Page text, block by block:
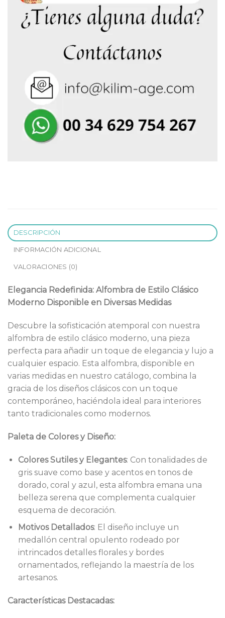
DESCRIPCIÓN
INFORMACIÓN ADICIONAL
VALORACIONES (0)
Elegancia Redefinida: Alfombra de Estilo Clásico
Moderno Disponible en Diversas Medidas
Descubre la sofisticación atemporal con nuestra
alfombra de estilo clásico moderno, una pieza
perfecta para añadir un toque de elegancia y lujo a
cualquier espacio. Esta alfombra, disponible en
varias medidas en nuestro catálogo, combina la
gracia de los diseños clásicos con un toque
contemporáneo, haciéndola ideal para interiores
tanto tradicionales como modernos.
Paleta de Colores y Diseño:
Colores Sutiles y Elegantes: Con tonalidades de
gris suave como base y acentos en tonos de
dorado, coral y azul, esta alfombra emana una
belleza serena que complementa cualquier
esquema de decoración.
Motivos Detallados: El diseño incluye un
medallón central opulento rodeado por
intrincados detalles florales y bordes
ornamentados, reflejando la maestría de los
artesanos.
Características Destacadas: